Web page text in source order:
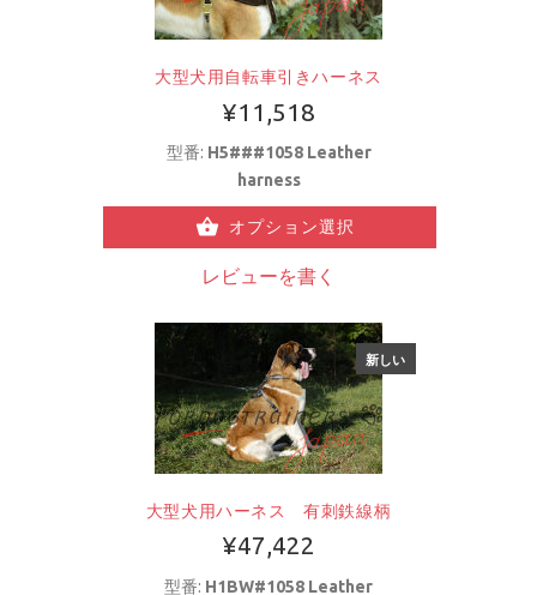
大型犬用自転車引きハーネス
¥11,518
型番: H5###1058 Leather
harness
オプション選択
レビューを書く
新しい
大型犬用ハーネス 有刺鉄線柄
¥47,422
型番: H1BW#1058 Leather